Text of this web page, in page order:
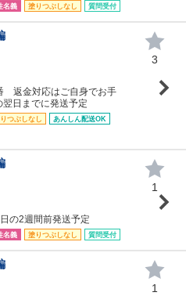
名義 塗りつぶしなし 質問受付
返金対応はご自身でお手
日までに発送予定
つぶしなし
あんしん配送OK
3
の2週間前発送予定
名義 塗りつぶしなし 質問受付
1
1